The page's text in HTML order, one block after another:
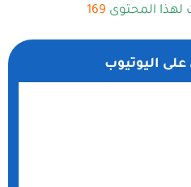
169 المحتوى
على اليوتيوب